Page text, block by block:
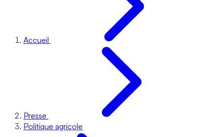
Accueil
Presse
Politique agricole